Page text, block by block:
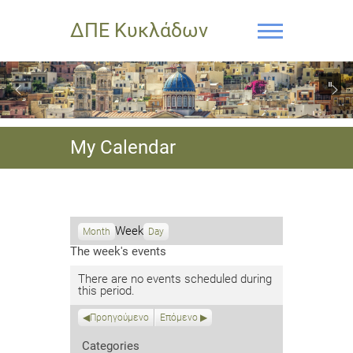
ΔΠΕ Κυκλάδων
My Calendar
Month Week Day
The week's events
There are no events scheduled during
this period.
Προηγούμενο Επόμενο
Categories